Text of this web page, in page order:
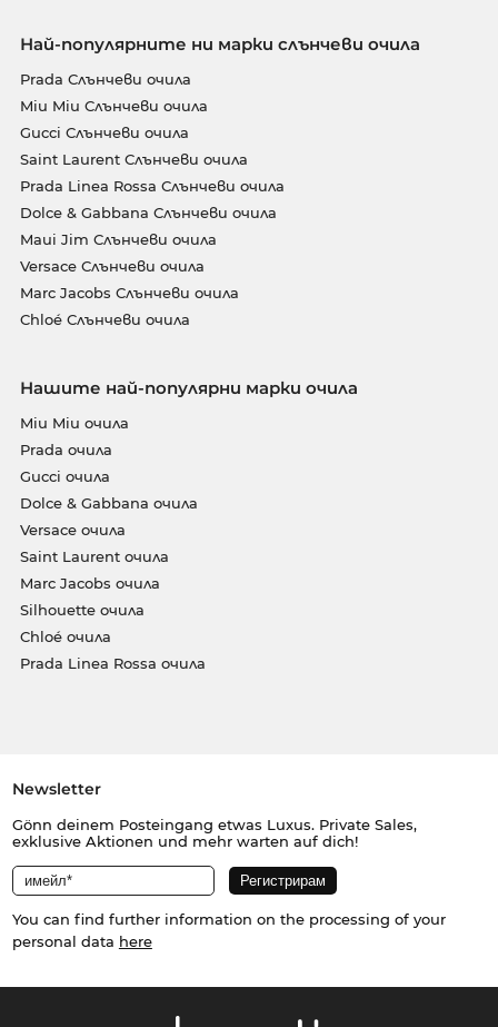
Най-популярните ни марки слънчеви очила
Prada Слънчеви очила
Miu Miu Слънчеви очила
Gucci Слънчеви очила
Saint Laurent Слънчеви очила
Prada Linea Rossa Слънчеви очила
Dolce & Gabbana Слънчеви очила
Maui Jim Слънчеви очила
Versace Слънчеви очила
Marc Jacobs Слънчеви очила
Chloé Слънчеви очила
Нашите най-популярни марки очила
Miu Miu очила
Prada очила
Gucci очила
Dolce & Gabbana очила
Versace очила
Saint Laurent очила
Marc Jacobs очила
Silhouette очила
Chloé очила
Prada Linea Rossa очила
Newsletter
Gönn deinem Posteingang etwas Luxus. Private Sales,
exklusive Aktionen und mehr warten auf dich!
You can find further information on the processing of your
personal data here